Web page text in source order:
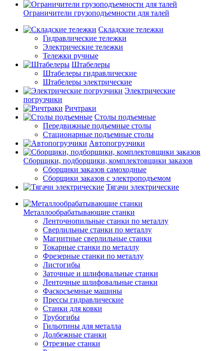
Ограничители грузоподъемности для талей
Складские тележки
Гидравлические тележки
Электрические тележки
Тележки ручные
Штабелеры
Штабелеры гидравлические
Штабелеры электрические
Электрические
погрузчики
Ричтраки
Столы подъемные
Передвижные подъемные столы
Стационарные подъемные столы
Автопогрузчики
Сборщики, подборщики, комплектовщики заказов
Сборщики заказов самоходные
Сборщики заказов с электроподъемом
Тягачи электрические
Металлообрабатывающие станки
Ленточнопильные станки по металлу
Сверлильные станки по металлу
Магнитные сверлильные станки
Токарные станки по металлу
Фрезерные станки по металлу
Листогибы
Заточные и шлифовальные станки
Ленточные шлифовальные станки
Фаскосъемные машины
Прессы гидравлические
Станки для ковки
Трубогибы
Гильотины для металла
Долбежные станки
Отрезные станки